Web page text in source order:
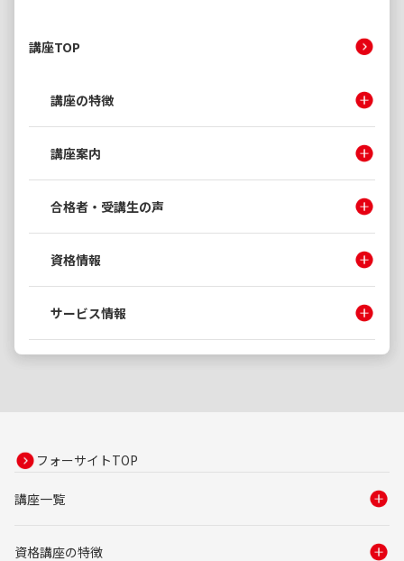
講座TOP
講座の特徴
講座案内
合格者・受講生の声
資格情報
サービス情報
フォーサイトTOP
講座一覧
資格講座の特徴